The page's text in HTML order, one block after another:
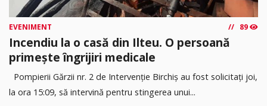
EVENIMENT 89
Incendiu la o casă din Ilteu. O persoană
primește îngrijiri medicale
Pompierii Gărzii nr. 2 de Intervenție Birchiș au fost solicitați joi,
la ora 15:09, să intervină pentru stingerea unui...